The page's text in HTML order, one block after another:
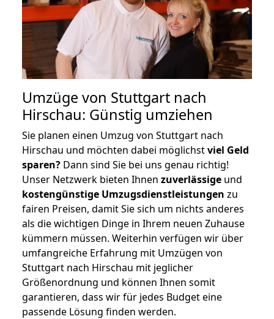
Umzüge von Stuttgart nach
Hirschau: Günstig umziehen
Sie planen einen Umzug von Stuttgart nach
Hirschau und möchten dabei möglichstviel Geld
sparen? Dann sind Sie bei uns genau richtig!
Unser Netzwerk bieten Ihnen zuverlässige und
kostengünstige Umzugsdienstleistungen zu
fairen Preisen, damit Sie sich um nichts anderes
als die wichtigen Dinge in Ihrem neuen Zuhause
kümmern müssen. Weiterhin verfügen wir über
umfangreiche Erfahrung mit Umzügen von
Stuttgart nach Hirschau mit jeglicher
Größenordnung und können Ihnen somit
garantieren, dass wir für jedes Budget eine
passende Lösung finden werden.